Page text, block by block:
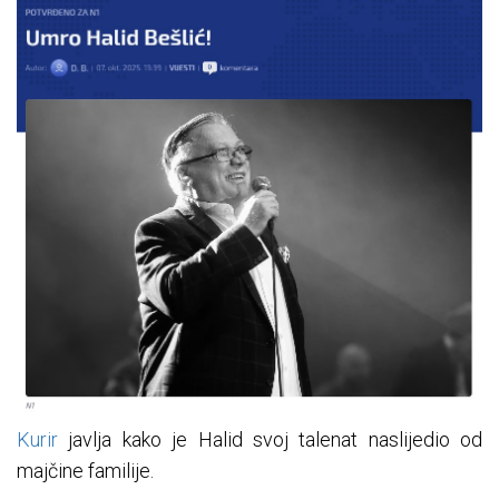
Kurir javlja kako je Halid svoj talenat naslijedio od
majčine familije.